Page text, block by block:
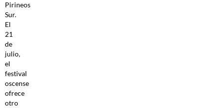
Pirineos
Sur.
El
21
de
julio,
el
festival
oscense
ofrece
otro